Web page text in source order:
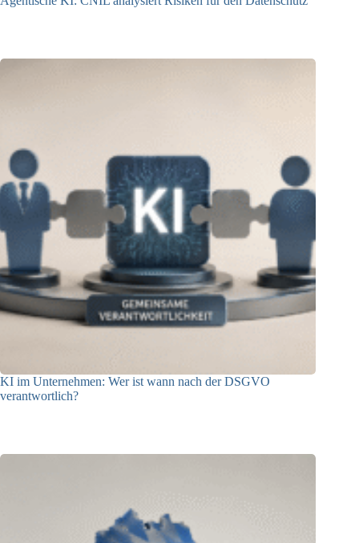
KI im Unternehmen: Wer ist wann nach der DSGVO
verantwortlich?